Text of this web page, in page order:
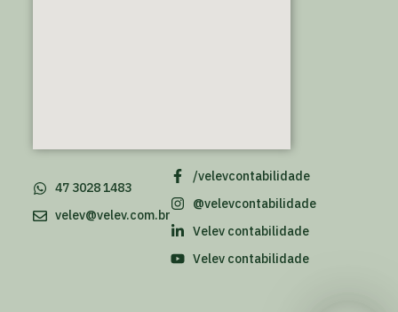
/velevcontabilidade
@velevcontabilidade
Velev contabilidade
Velev contabilidade
47 3028 1483
velev@velev.com.br